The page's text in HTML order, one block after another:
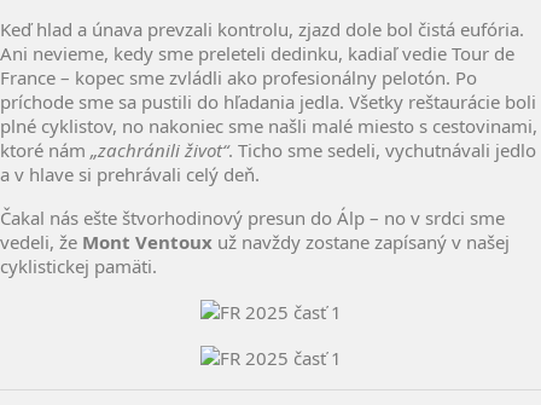
Keď hlad a únava prevzali kontrolu, zjazd dole bol čistá eufória.
Ani nevieme, kedy sme preleteli dedinku, kadiaľ vedie Tour de
France – kopec sme zvládli ako profesionálny pelotón. Po
príchode sme sa pustili do hľadania jedla. Všetky reštaurácie boli
plné cyklistov, no nakoniec sme našli malé miesto s cestovinami,
ktoré nám „zachránili život“. Ticho sme sedeli, vychutnávali jedlo
a v hlave si prehrávali celý deň.
Čakal nás ešte štvorhodinový presun do Álp – no v srdci sme
vedeli, že Mont Ventoux už navždy zostane zapísaný v našej
cyklistickej pamäti.